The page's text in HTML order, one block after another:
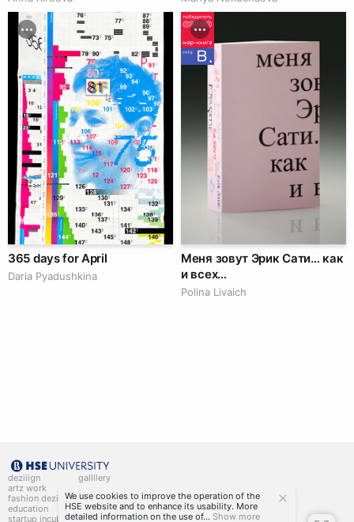
365 days for April
Daria Pyadushkina
Меня зовут Эрик Сати… как
и всех…
Polina Livaich
deziiign
artz work
fashion deziiign
education
startup incubator
gallllery
kiiids.art
We use cookies to improve the operation of the
HSE website and to enhance its usability. More
detailed information on the use of... Show more